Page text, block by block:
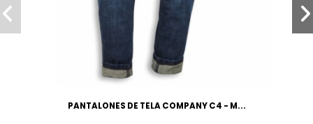
PANTALONES DE TELA COMPANY C4 - M...